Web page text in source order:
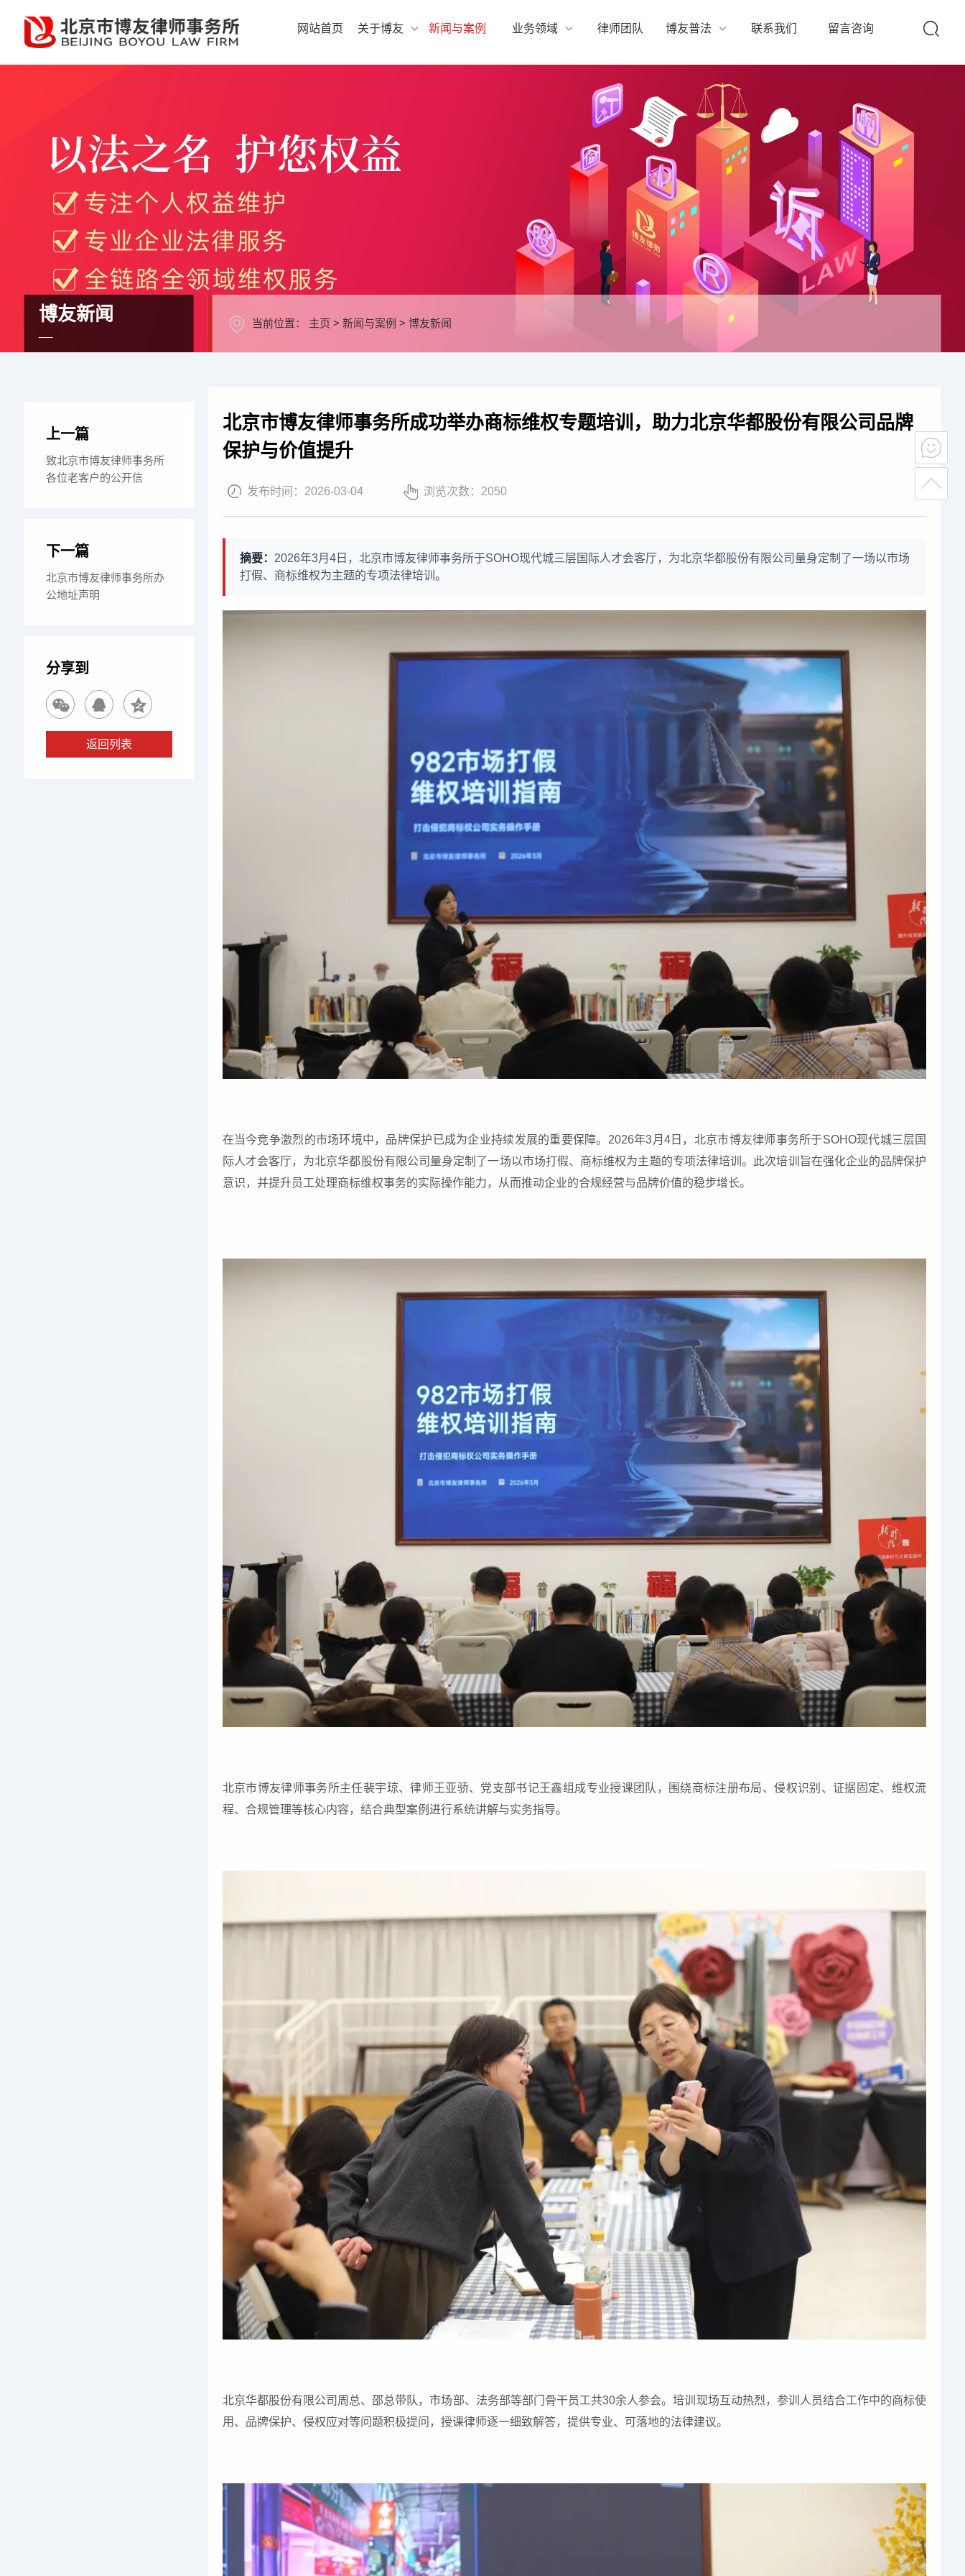
网站首页 关于博友 新闻与案例 业务领域 律师团队 博友普法 联系我们 留言咨询
博友新闻 当前位置： 主页 > 新闻与案例 > 博友新闻
北京市博友律师事务所成功举办商标维权专题培训，助力北京华都股份有限公司品牌
保护与价值提升
发布时间： 2026-03-04 浏览次数： 2050
摘要： 2026年3月4日，北京市博友律师事务所于SOHO现代城三层国际人才会客厅，为北京华都股份有限公司量身定制了一场以市场
打假、商标维权为主题的专项法律培训。
在当今竞争激烈的市场环境中，品牌保护已成为企业持续发展的重要保障。2026年3月4日，北京市博友律师事务所于SOHO现代城三层国
际人才会客厅，为北京华都股份有限公司量身定制了一场以市场打假、商标维权为主题的专项法律培训。此次培训旨在强化企业的品牌保护
意识，并提升员工处理商标维权事务的实际操作能力，从而推动企业的合规经营与品牌价值的稳步增长。
北京市博友律师事务所主任裴宇琼、律师王亚骄、党支部书记王鑫组成专业授课团队，围绕商标注册布局、侵权识别、证据固定、维权流
程、合规管理等核心内容，结合典型案例进行系统讲解与实务指导。
北京华都股份有限公司周总、邵总带队，市场部、法务部等部门骨干员工共30余人参会。培训现场互动热烈，参训人员结合工作中的商标使
用、品牌保护、侵权应对等问题积极提问，授课律师逐一细致解答，提供专业、可落地的法律建议。
上一篇
致北京市博友律师事务所
各位老客户的公开信
下一篇
北京市博友律师事务所办
公地址声明
分享到
返回列表